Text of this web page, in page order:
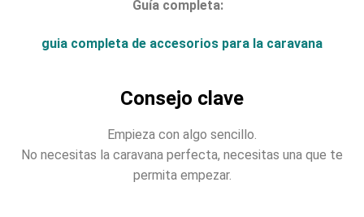
Guía completa:
guia completa de accesorios para la caravana
Consejo clave
Empieza con algo sencillo.
No necesitas la caravana perfecta, necesitas una que te
permita empezar.